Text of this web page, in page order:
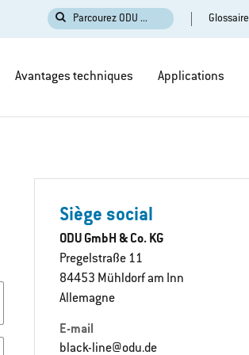
Parcourez ODU ... Glossaire
Avantages techniques Applications
Siège social
ODU GmbH & Co. KG
Pregelstraße 11
84453 Mühldorf am Inn
Allemagne
E-mail
black-line@odu.de